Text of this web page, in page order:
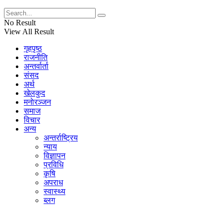
No Result
View All Result
गृहपृष्ठ
राजनीति
अन्तर्वार्ता
संसद
अर्थ
खेलकुद
मनाेरञ्जन
समाज
विचार
अन्य
अन्तर्राष्ट्रिय
न्याय
विज्ञापन
प्रविधि
कृषि
अपराध
स्वास्थ्य
ब्लग